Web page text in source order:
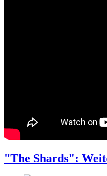
"The Shards":